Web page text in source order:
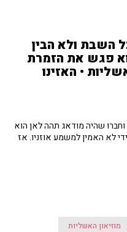
השבת ולא הבין
פגש את הזמרת
• האזינו
וחברו שהיה מודאג תהה לאן הוא
לא האמין למשמע אוזניו. אז
מוזיאון האשליות